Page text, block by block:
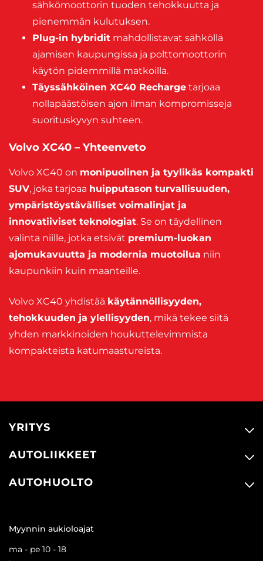
sähkömoottorin tuoden tehokkuutta ja
pienemmän kulutuksen.
Plug-in hybridit mahdollistavat sähköllä
ajamisen kaupungissa ja polttomoottorin
käytön pidemmillä matkoilla.
Täyssähköinen XC40 Recharge tarjoaa
nollapäästöisen ajon ilman kompromisseja
suorituskyvyn suhteen.
Volvo XC40 – Yhteenveto
Volvo XC40 on monipuolinen ja tyylikäs kompakti
SUV, joka tarjoaa huipputason turvallisuuden,
ympäristöystävälliset voimalinjat ja
innovatiiviset teknologiat. Se on täydellinen
valinta niille, jotka etsivät premium-luokan
ajomukavuutta ja modernia muotoilua niin
kaupunkiin kuin maanteille.
Volvo XC40 yhdistää käytännöllisyyden,
tehokkuuden ja ylellisyyden, mikä tekee siitä
yhden markkinoiden houkuttelevimmista
kompakteista katumaastureista.
YRITYS
AUTOLIIKKEET
AUTOHUOLTO
Myynnin aukioloajat
ma - pe 10 - 18